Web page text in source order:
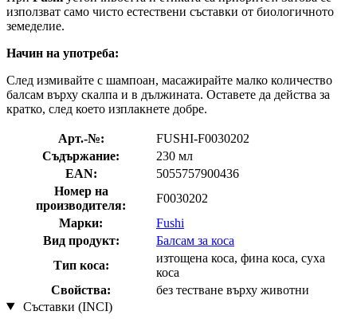
използват само чисто естествени съставки от биологичното
земеделие.
Начин на употреба:
След измивайте с шампоан, масажирайте малко количество
балсам върху скалпа и в дължината. Оставете да действа за
кратко, след което изплакнете добре.
Арт.-№:
FUSHI-F0030202
Съдържание:
230 мл
EAN:
5055757900436
Номер на
производителя:
F0030202
Марки:
Fushi
Вид продукт:
Балсам за коса
Тип коса:
изтощена коса, фина коса, суха
коса
Свойства:
без тестване върху животни
Съставки (INCI)